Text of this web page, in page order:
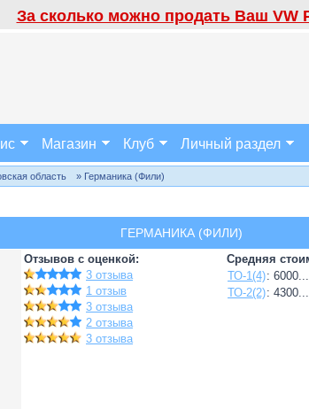
За сколько можно продать Ваш VW
Магазин Клуб Личный раздел
область » Германика (Фили)
ГЕРМАНИКА (ФИЛИ)
Отзывов с оценкой:
3 отзыва
1 отзыв
3 отзыва
2 отзыва
3 отзыва
Средняя
ТО-1(4): 6000...
ТО-2(2): 4300...